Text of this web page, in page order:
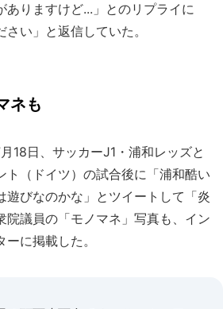
ありますけど...」とのリプライに
さい」と返信していた。
ネも
18日、サッカーJ1・浦和レッズと
ト（ドイツ）の試合後に「浦和酷い
遊びなのかな」とツイートして「炎
院議員の「モノマネ」写真も、イン
に掲載した。